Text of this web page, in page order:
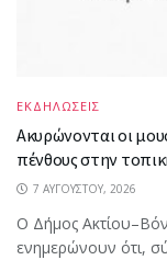
ΕΚΔΗΛΩΣΕΙΣ
Ακυρώνονται οι
πένθους στην
7 ΑΥΓΟΎΣΤΟΥ, 2026
Ο Δήμος
ενημερώνουν ότι,